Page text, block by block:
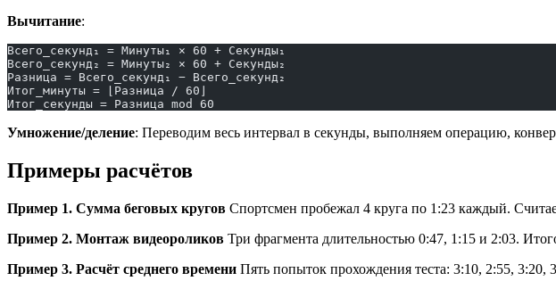
Вычитание:
Всего_секунд₁ = Минуты₁ × 60 + Секунды₁
Всего_секунд₂ = Минуты₂ × 60 + Секунды₂
Разница = Всего_секунд₁ − Всего_секунд₂
Итог_минуты = ⌊Разница / 60⌋
Итог_секунды = Разница mod 60
Умножение/деление: Переводим весь интервал в секунды, выполняем операцию,
Примеры расчётов
Пример 1. Сумма беговых кругов Спортсмен пробежал 4 круга по 1:23 каждый.
Пример 2. Монтаж видеороликов Три фрагмента длительностью 0:47, 1:15 и 2:03.
Пример 3. Расчёт среднего времени Пять попыток прохождения теста: 3:10, 2:55,